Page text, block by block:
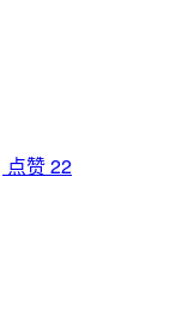
点赞22